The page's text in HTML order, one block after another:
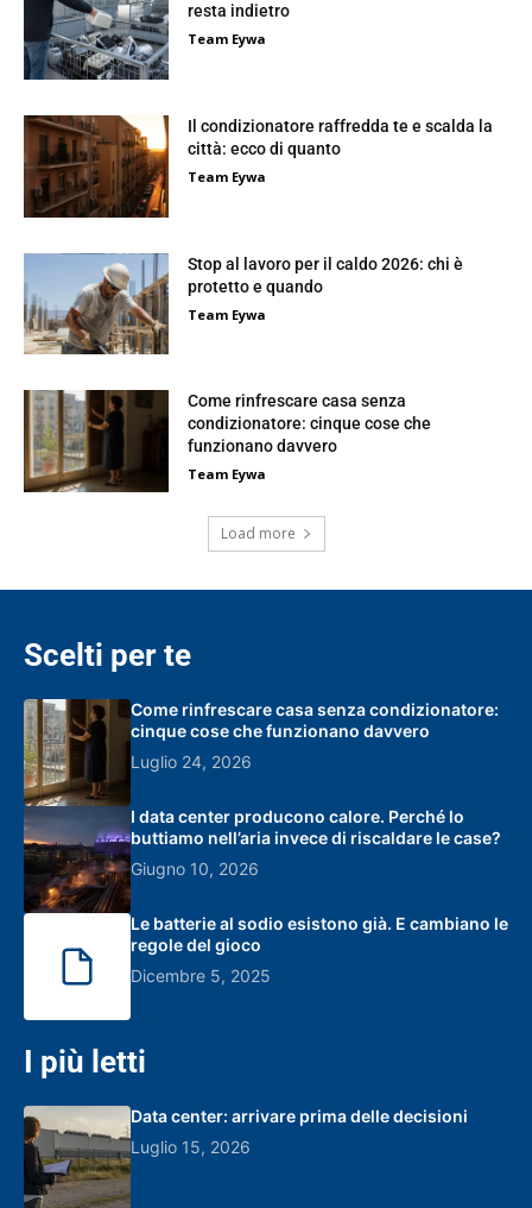
resta indietro
Team Eywa
Il condizionatore raffredda te e scalda la
città: ecco di quanto
Team Eywa
Stop al lavoro per il caldo 2026: chi è
protetto e quando
Team Eywa
Come rinfrescare casa senza
condizionatore: cinque cose che
funzionano davvero
Team Eywa
Load more
Scelti per te
Come rinfrescare casa senza condizionatore:
cinque cose che funzionano davvero
Luglio 24, 2026
I data center producono calore. Perché lo
buttiamo nell’aria invece di riscaldare le case?
Giugno 10, 2026
Le batterie al sodio esistono già. E cambiano le
regole del gioco
Dicembre 5, 2025
I più letti
Data center: arrivare prima delle decisioni
Luglio 15, 2026